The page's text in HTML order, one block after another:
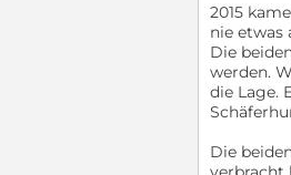
2015
nie etwas
Die
werden.
die Lage.
Die